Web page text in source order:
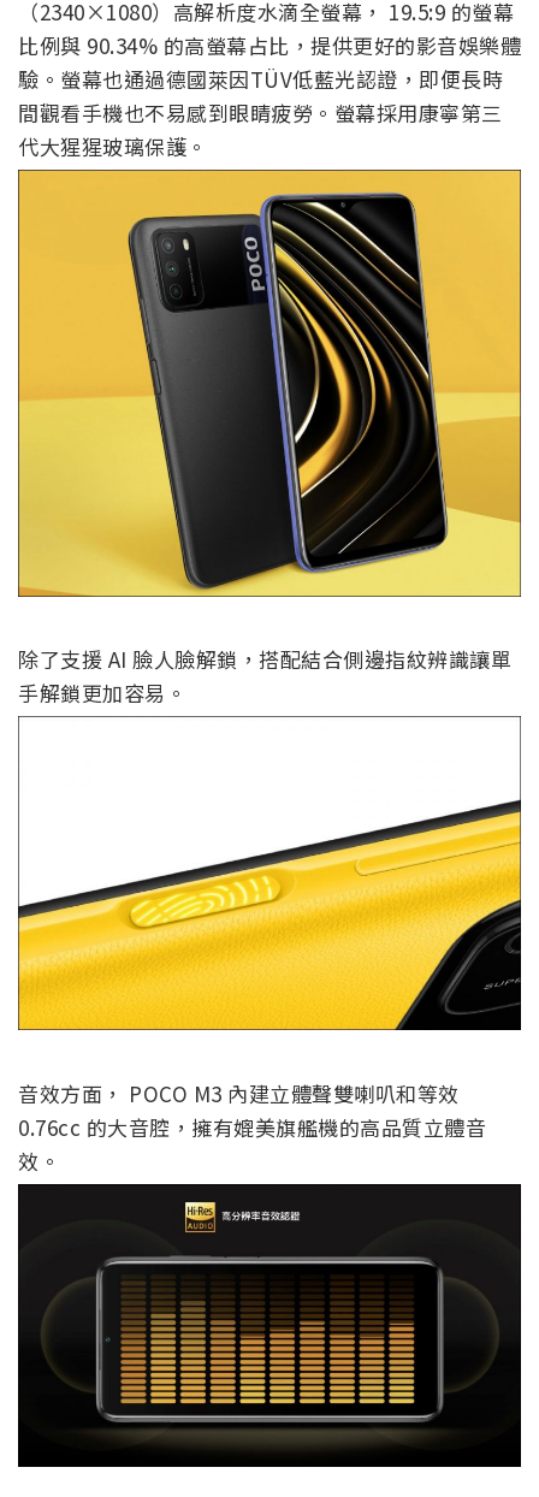
（2340×1080）高解析度水滴全螢幕， 19.5:9 的螢幕
比例與 90.34% 的高螢幕占比，提供更好的影音娛樂體
驗。螢幕也通過德國萊因TÜV低藍光認證，即便長時
間觀看手機也不易感到眼睛疲勞。螢幕採用康寧第三
代大猩猩玻璃保護。
除了支援 AI 臉人臉解鎖，搭配結合側邊指紋辨識讓單
手解鎖更加容易。
音效方面， POCO M3 內建立體聲雙喇叭和等效
0.76cc 的大音腔，擁有媲美旗艦機的高品質立體音
效。